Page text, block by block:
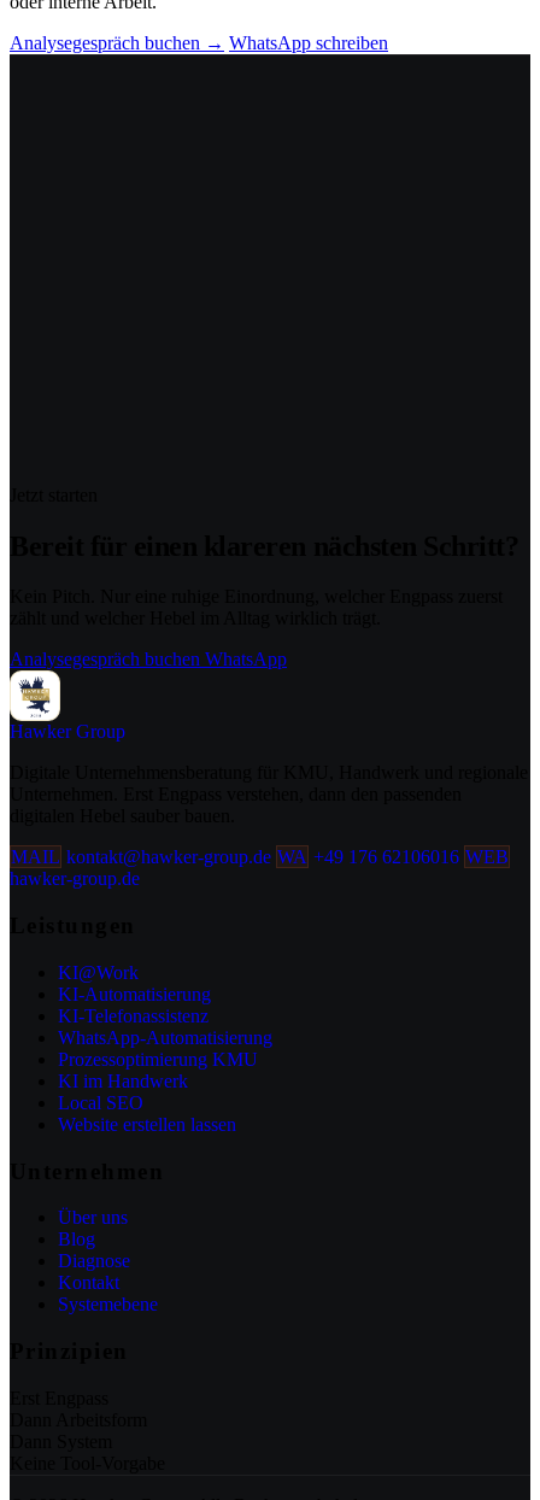
Analysegespräch buchen → WhatsApp schreiben
Analysegespräch buchen WhatsApp
HawkerGroup
MAIL kontakt@hawker-group.de WA +49 176 62106016 WEB
hawker-group.de
KI@Work
KI-Automatisierung
KI-Telefonassistenz
WhatsApp-Automatisierung
Prozessoptimierung KMU
KI im Handwerk
Local SEO
Website erstellen lassen
Über uns
Blog
Diagnose
Kontakt
Systemebene